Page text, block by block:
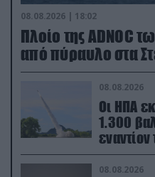
08.08.2026 | 18:02
Πλοίο της ADNOC
από πύραυλο στα
08.08.2026
Οι ΗΠΑ
1.300
εναντίον
08.08.2026